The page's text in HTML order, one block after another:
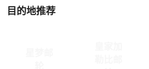
目的地推荐